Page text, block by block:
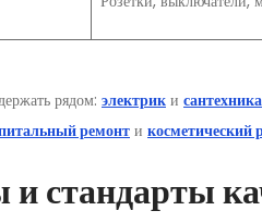
рядом: электрик и сантехника
ремонт и косметический
стандарты